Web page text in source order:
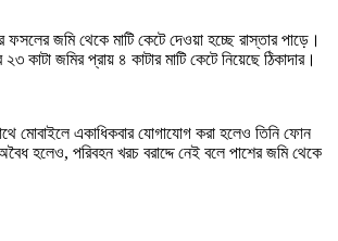
জমি থেকে মাটি কেটে দেওয়া হচ্ছে রাস্তার পাড়ে।
জমির প্রায় ৪ কাটার মাটি কেটে নিয়েছে ঠিকাদার।
মোবাইলে একাধিকবার যোগাযোগ করা হলেও তিনি ফোন
হলেও, পরিবহন খরচ বরাদ্দে নেই বলে পাশের জমি থেকে